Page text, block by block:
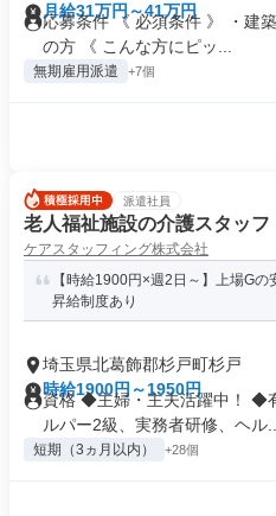
月給31万円～41万円
応募条件 《 必須条件 》 ・建
の方 《 こんな方にピッ...
無期雇用派遣 +7個
派遣社員
老人福祉施設の介護スタッフ
ケアスタッフィング株式会社
【時給1900円×週2日～】上場Gの
昇給制度あり
埼玉県北葛飾郡杉戸町杉戸
時給1900円～1950円
資格 ◆主婦・主夫活躍中！ ◆
ルパー2級、実務者研修、ヘル...
短期（3ヵ月以内） +28個